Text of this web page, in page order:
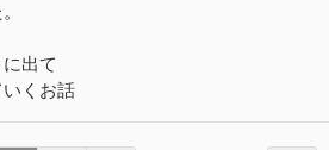
出て
いくお話